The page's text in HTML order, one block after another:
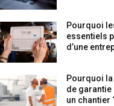
Pourquoi
essentiels
d’une
Pourquoi
de garantie
un chantier